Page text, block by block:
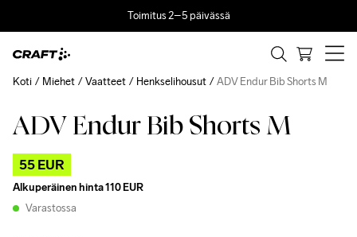
Toimitus 2–5 päivässä
ADV Endur Bib Shorts M
55 EUR
Alkuperäinen hinta110 EUR
Varastossa
Koti Miehet Vaatteet Henkselihousut ADV Endur Bib Shorts M
Outlet